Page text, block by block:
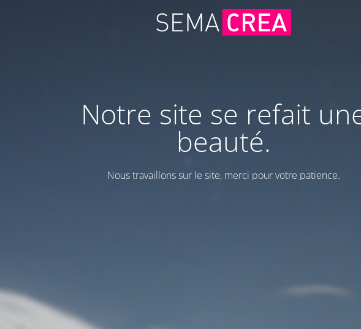
Notre site se refait
beauté.
Nous travaillons sur le site, merci pour votre patience.